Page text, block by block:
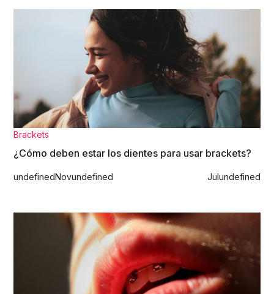
Brackets
¿Cómo deben estar los dientes para usar brackets?
undefinedNovundefined Julundefined